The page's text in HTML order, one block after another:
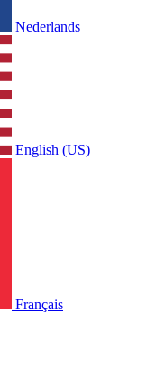
Nederlands
English (US)
Français